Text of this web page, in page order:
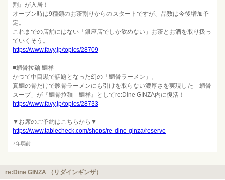
割』が入居！
オープン時は9種類のお茶割りからのスタートですが、品数は今後増加予
定。
これまでの店舗にはない「銀座店でしか飲めない」お茶とお酒を取り扱っ
ていくそう。
https://www.favy.jp/topics/28709
■鯛骨拉麺 鯛祥
かつて中目黒で話題となった幻の「鯛骨ラーメン」。
真鯛の骨だけで豚骨ラーメンにも引けを取らない濃厚さを実現した「鯛骨
スープ」が『鯛骨拉麺 鯛祥』としてre:Dine GINZA内に復活！
https://www.favy.jp/topics/28733
▼お席のご予約はこちらから▼
https://www.tablecheck.com/shops/re-dine-ginza/reserve
7年弱前
re:Dine GINZA （リダインギンザ）